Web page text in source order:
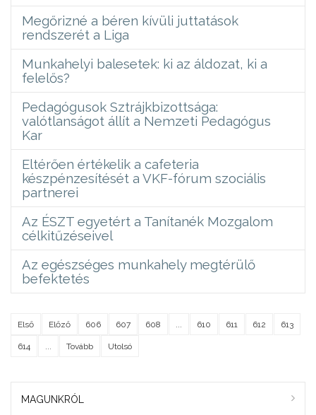
Megőrizné a béren kívüli juttatások
rendszerét a Liga
Munkahelyi balesetek: ki az áldozat, ki a
felelős?
Pedagógusok Sztrájkbizottsága:
valótlanságot állít a Nemzeti Pedagógus
Kar
Eltérően értékelik a cafeteria
készpénzesítését a VKF-fórum szociális
partnerei
Az ÉSZT egyetért a Tanítanék Mozgalom
célkitűzéseivel
Az egészséges munkahely megtérülő
befektetés
Első Előző 606 607 608 610 611 612 613
614 Tovább Utolsó
MAGUNKRÓL